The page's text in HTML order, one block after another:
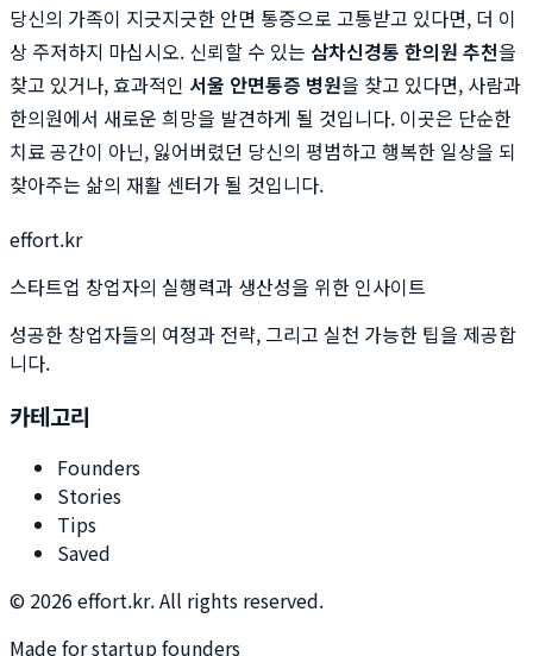
당신의 가족이 지긋지긋한 안면 통증으로 고통받고 있다면, 더 이
상 주저하지 마십시오. 신뢰할 수 있는 삼차신경통 한의원 추천을
찾고 있거나, 효과적인 서울 안면통증 병원을 찾고 있다면, 사람과
한의원에서 새로운 희망을 발견하게 될 것입니다. 이곳은 단순한
치료 공간이 아닌, 잃어버렸던 당신의 평범하고 행복한 일상을 되
찾아주는 삶의 재활 센터가 될 것입니다.
effort.kr
스타트업 창업자의 실행력과 생산성을 위한 인사이트
성공한 창업자들의 여정과 전략, 그리고 실천 가능한 팁을 제공합
니다.
카테고리
Founders
Stories
Tips
Saved
© 2026effort.kr. All rights reserved.
Made for startup founders